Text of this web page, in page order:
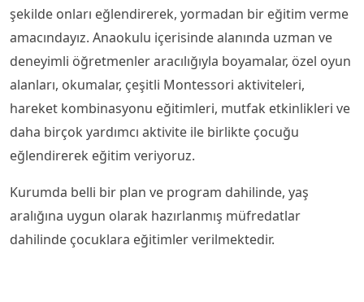
şekilde onları eğlendirerek, yormadan bir eğitim verme
amacındayız. Anaokulu içerisinde alanında uzman ve
deneyimli öğretmenler aracılığıyla boyamalar, özel oyun
alanları, okumalar, çeşitli Montessori aktiviteleri,
hareket kombinasyonu eğitimleri, mutfak etkinlikleri ve
daha birçok yardımcı aktivite ile birlikte çocuğu
eğlendirerek eğitim veriyoruz.
Kurumda belli bir plan ve program dahilinde, yaş
aralığına uygun olarak hazırlanmış müfredatlar
dahilinde çocuklara eğitimler verilmektedir.